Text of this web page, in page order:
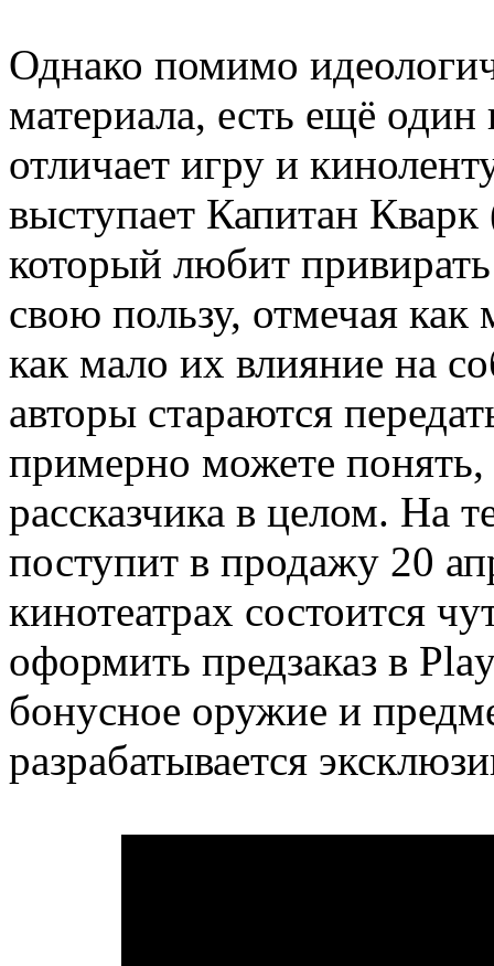
Однако помимо
материала, есть ещё
отличает игру и
выступает Капитан
который любит
свою пользу, отмечая
как мало их влияние на
авторы стараются
примерно можете
рассказчика в целом. На
поступит в продажу 20
кинотеатрах состоится
оформить предзаказ в
бонусное оружие и
разрабатывается